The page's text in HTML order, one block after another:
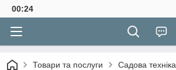
00:24
Товари та послуги Садова техніка